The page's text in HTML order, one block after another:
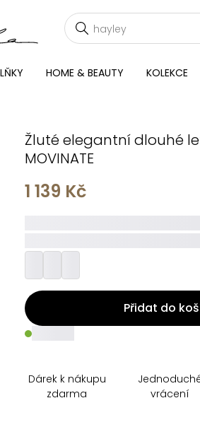
HOME & BEAUTY KOLEKCE
Žluté elegantní dlouhé
MOVINATE
1 139 Kč
Přidat do
_____
Dárek k nákupu
zdarma
vrácení